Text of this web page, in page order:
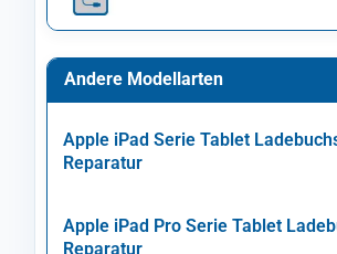
Andere Modellarten
Apple iPad Serie Tablet
Reparatur
Apple iPad Pro Serie Tablet
Reparatur